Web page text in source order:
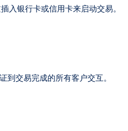
入银行卡或信用卡来启动交易。
到交易完成的所有客户交互。